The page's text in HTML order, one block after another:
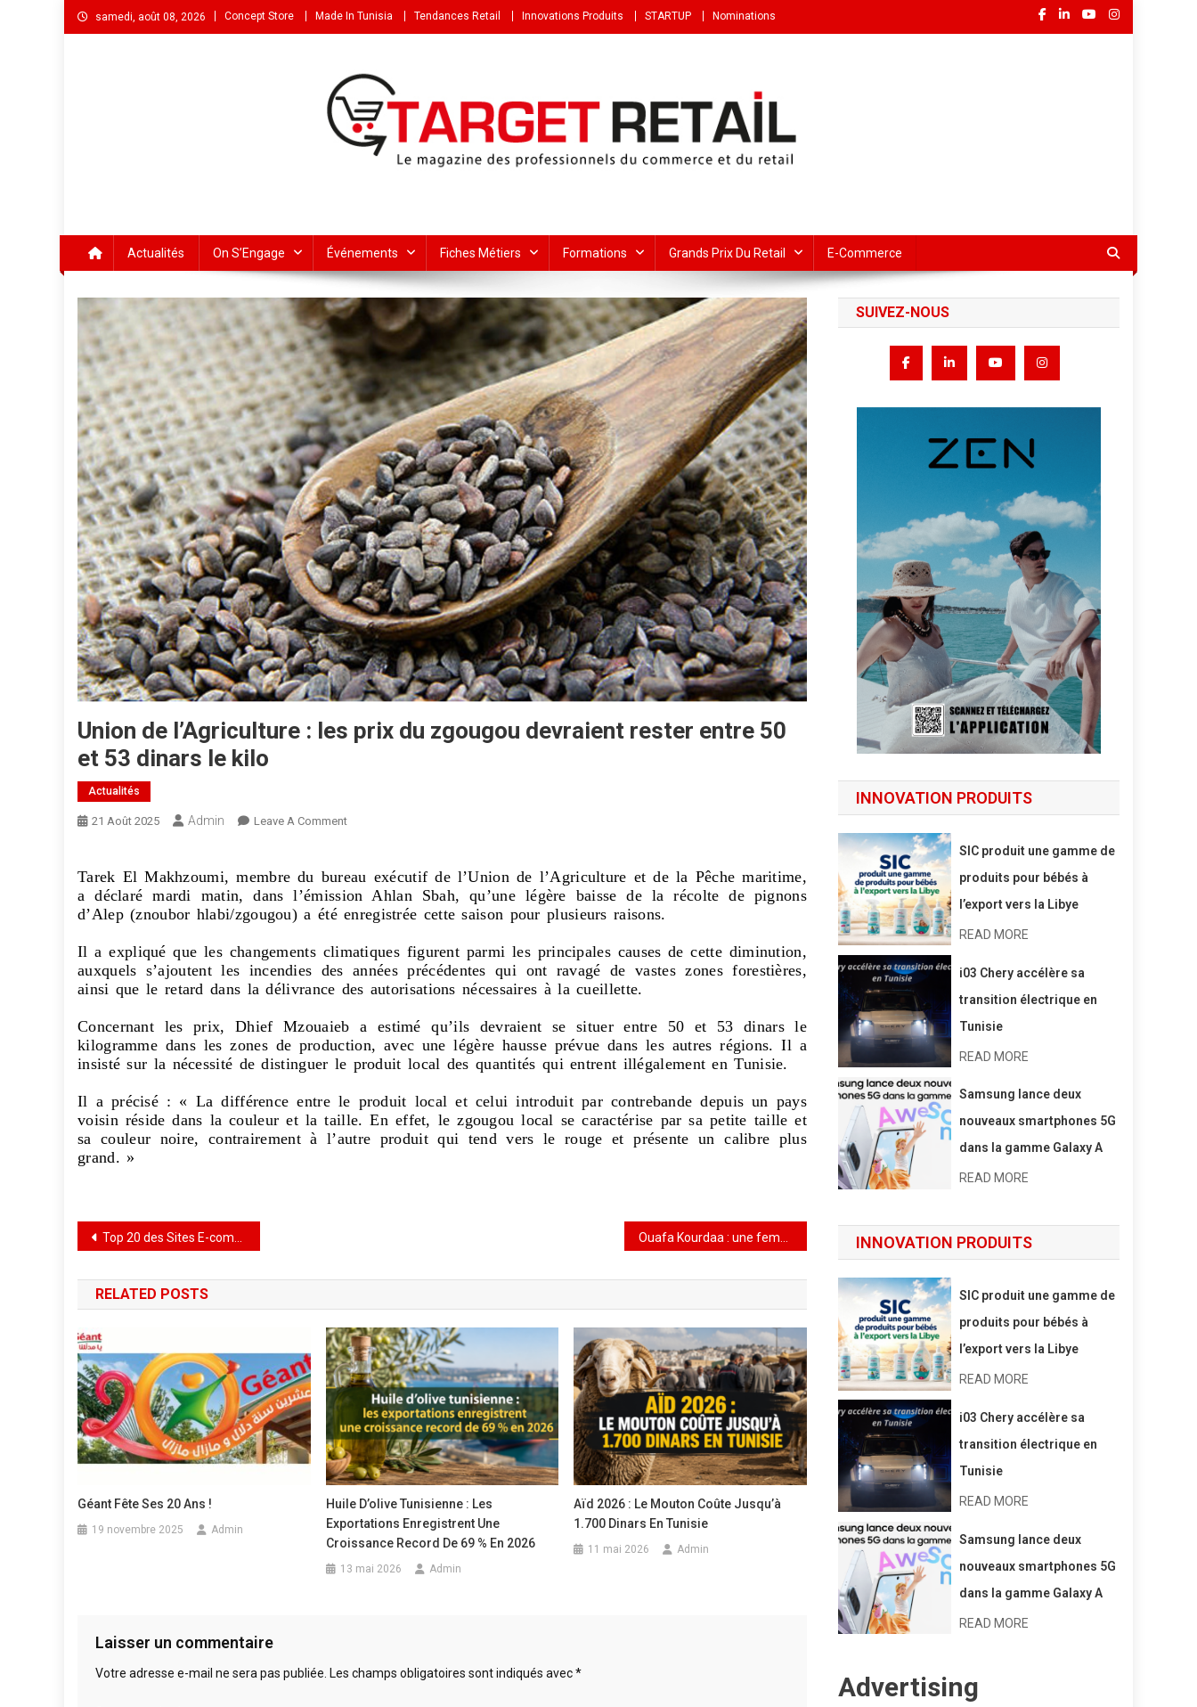
samedi, août 08, 2026 Concept Store Made In Tunisia Tendances Retail Innovations Produits STARTUP Nominations
Actualités On S’Engage Événements Fiches Métiers Formations Grands Prix Du Retail E-Commerce
Union de l’Agriculture : les prix du zgougou devraient rester entre 50
et 53 dinars le kilo
Actualités
21 Août 2025 Admin Leave A Comment
Tarek El Makhzoumi, membre du bureau exécutif de l’Union de l’Agriculture et de la Pêche maritime,
a déclaré mardi matin, dans l’émission Ahlan Sbah, qu’une légère baisse de la récolte de pignons
d’Alep (znoubor hlabi/zgougou) a été enregistrée cette saison pour plusieurs raisons.
Il a expliqué que les changements climatiques figurent parmi les principales causes de cette diminution,
auxquels s’ajoutent les incendies des années précédentes qui ont ravagé de vastes zones forestières,
ainsi que le retard dans la délivrance des autorisations nécessaires à la cueillette.
Concernant les prix, Dhief Mzouaieb a estimé qu’ils devraient se situer entre 50 et 53 dinars le
kilogramme dans les zones de production, avec une légère hausse prévue dans les autres régions. Il a
insisté sur la nécessité de distinguer le produit local des quantités qui entrent illégalement en Tunisie.
Il a précisé : « La différence entre le produit local et celui introduit par contrebande depuis un pays
voisin réside dans la couleur et la taille. En effet, le zgougou local se caractérise par sa petite taille et
sa couleur noire, contrairement à l’autre produit qui tend vers le rouge et présente un calibre plus
grand. »
Top 20 des Sites E-commerce en Tunisie – Juin 2025
RELATED POSTS
Géant Fête Ses 20 Ans !
19 novembre 2025 Admin
Huile D’olive Tunisienne : Les
Exportations Enregistrent Une
Croissance Record De 69 % En 2026
13 mai 2026 Admin
Aïd 2026 : Le Mouton Coûte Jusqu’à
1.700 Dinars En Tunisie
11 mai 2026 Admin
Laisser un commentaire
Votre adresse e-mail ne sera pas publiée. Les champs obligatoires sont indiqués avec*
SUIVEZ-NOUS
INNOVATION PRODUITS
SIC produit une gamme de
produits pour bébés à
l’export vers la Libye
READ MORE
i03 Chery accélère sa
transition électrique en
Tunisie
READ MORE
Samsung lance deux
nouveaux smartphones 5G
dans la gamme Galaxy A
READ MORE
INNOVATION PRODUITS
SIC produit une gamme de
produits pour bébés à
l’export vers la Libye
READ MORE
i03 Chery accélère sa
transition électrique en
Tunisie
READ MORE
Samsung lance deux
nouveaux smartphones 5G
dans la gamme Galaxy A
READ MORE
Advertising